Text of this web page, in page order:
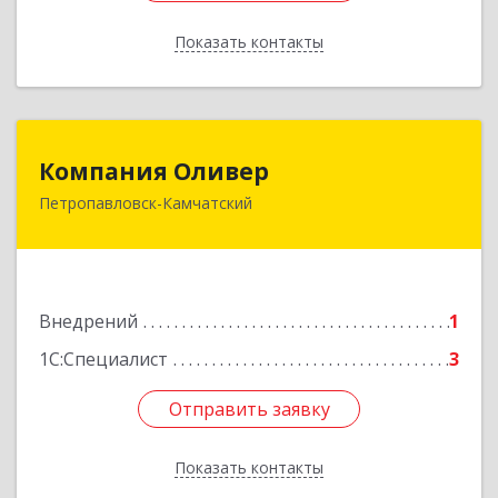
Показать контакты
Назад
Компания Оливер
Петропавловск-Камчатский
Внедрений
1
1С:Специалист
3
Отправить заявку
Показать контакты
683002, Камчатский край, Петропавловск-
Отправить заявку
Назад